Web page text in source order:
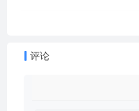
评论